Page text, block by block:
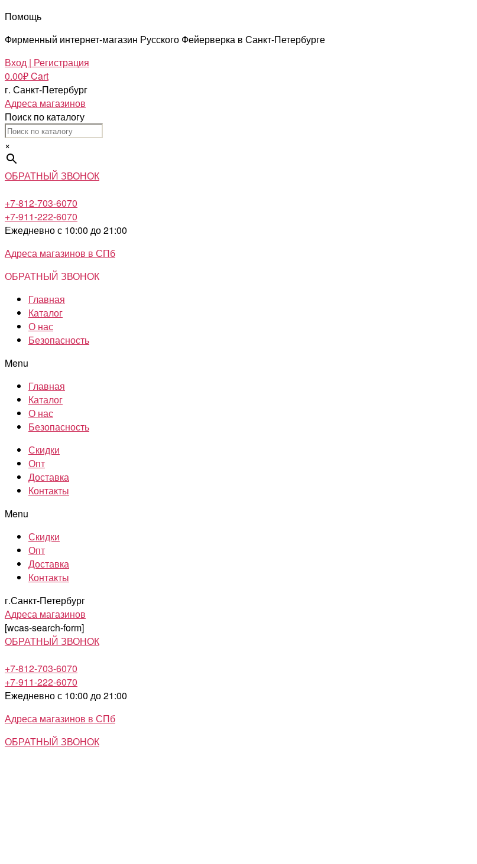
Помощь
Фирменный интернет-магазин Русского Фейерверка в Санкт-Петербурге
Вход | Регистрация
0.00₽Cart
г. Санкт-Петербург
Адреса магазинов
Поиск по каталогу
×
ОБРАТНЫЙ ЗВОНОК
+7-812-703-6070
+7-911-222-6070
Ежедневно с 10:00 до 21:00
Адреса магазинов в СПб
ОБРАТНЫЙ ЗВОНОК
Главная
Каталог
О нас
Безопасность
Menu
Главная
Каталог
О нас
Безопасность
Скидки
Опт
Доставка
Контакты
Menu
Скидки
Опт
Доставка
Контакты
г.Санкт-Петербург
Адреса магазинов
[wcas-search-form]
ОБРАТНЫЙ ЗВОНОК
+7-812-703-6070
+7-911-222-6070
Ежедневно с 10:00 до 21:00
Адреса магазинов в СПб
ОБРАТНЫЙ ЗВОНОК